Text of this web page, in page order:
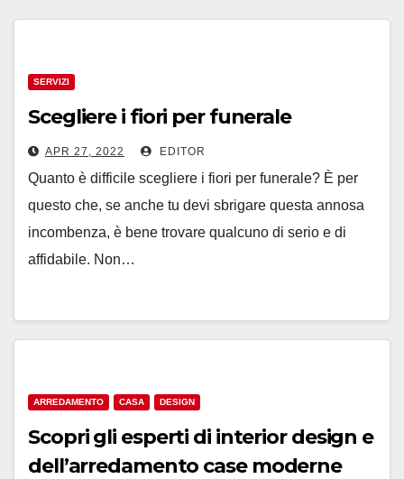
SERVIZI
Scegliere i fiori per funerale
APR 27, 2022 EDITOR
Quanto è difficile scegliere i fiori per funerale? È per
questo che, se anche tu devi sbrigare questa annosa
incombenza, è bene trovare qualcuno di serio e di
affidabile. Non…
ARREDAMENTO CASA DESIGN
Scopri gli esperti di interior design e
dell’arredamento case moderne